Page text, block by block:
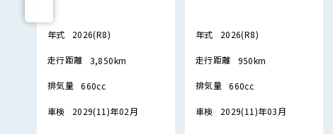
年式 2026(R8)
走行距離 3,850km
排気量 660cc
車検 2029(11)年02月
年式 2026(R8)
走行距離 950km
排気量 660cc
車検 2029(11)年03月